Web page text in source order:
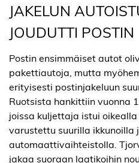
JAKELUN
JOUDUTTI
Postin ensimmäiset autot
pakettiautoja, mutta
erityisesti postinjakeluun
Ruotsista hankittiin vuonna
joissa kuljettaja istui
varustettu suurilla ikkunoilla
automaattivaihteistolla.
jakaa suoraan laatikoihin